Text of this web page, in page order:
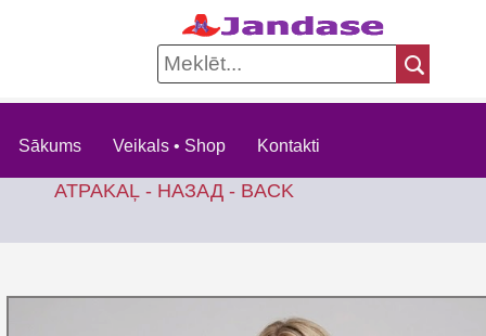
Sākums Veikals • Shop Kontakti
ATPAKAĻ - НАЗАД - BACK